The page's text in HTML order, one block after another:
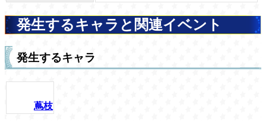
発生するキャラと関連イベント
発生するキャラ
蔦枝